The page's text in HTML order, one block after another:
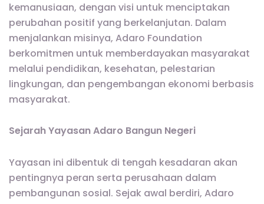
kemanusiaan, dengan visi untuk menciptakan
perubahan positif yang berkelanjutan. Dalam
menjalankan misinya, Adaro Foundation
berkomitmen untuk memberdayakan masyarakat
melalui pendidikan, kesehatan, pelestarian
lingkungan, dan pengembangan ekonomi berbasis
masyarakat.
Sejarah Yayasan Adaro Bangun Negeri
Yayasan ini dibentuk di tengah kesadaran akan
pentingnya peran serta perusahaan dalam
pembangunan sosial. Sejak awal berdiri, Adaro